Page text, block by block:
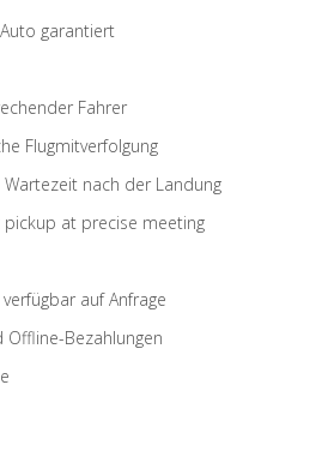
garantiert
Fahrer
Flugmitverfolgung
nach der Landung
pickup at precise meeting
auf Anfrage
Offline-Bezahlungen